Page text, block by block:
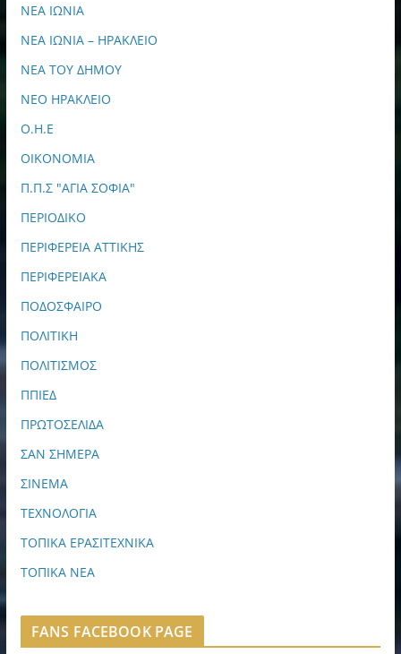
ΝΕΑ ΙΩΝΙΑ
ΝΕΑ ΙΩΝΙΑ – ΗΡΑΚΛΕΙΟ
ΝΕΑ ΤΟΥ ΔΗΜΟΥ
ΝΕΟ ΗΡΑΚΛΕΙΟ
Ο.Η.Ε
ΟΙΚΟΝΟΜΙΑ
Π.Π.Σ "ΑΓΙΑ ΣΟΦΙΑ"
ΠΕΡΙΟΔΙΚΟ
ΠΕΡΙΦΕΡΕΙΑ ΑΤΤΙΚΗΣ
ΠΕΡΙΦΕΡΕΙΑΚΑ
ΠΟΔΟΣΦΑΙΡΟ
ΠΟΛΙΤΙΚΗ
ΠΟΛΙΤΙΣΜΟΣ
ΠΠΙΕΔ
ΠΡΩΤΟΣΕΛΙΔΑ
ΣΑΝ ΣΗΜΕΡΑ
ΣΙΝΕΜΑ
ΤΕΧΝΟΛΟΓΙΑ
ΤΟΠΙΚΑ ΕΡΑΣΙΤΕΧΝΙΚΑ
ΤΟΠΙΚΑ ΝΕΑ
FANS FACEBOOK PAGE